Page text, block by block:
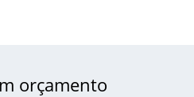
orçamento